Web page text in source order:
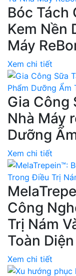
Bóc Tách
Kem Nền
Máy
Xem chi tiết
Gia Công
Nhà Máy
Dưỡng
Xem chi tiết
Công
Trị Nám
Toàn Diện
Xem chi tiết